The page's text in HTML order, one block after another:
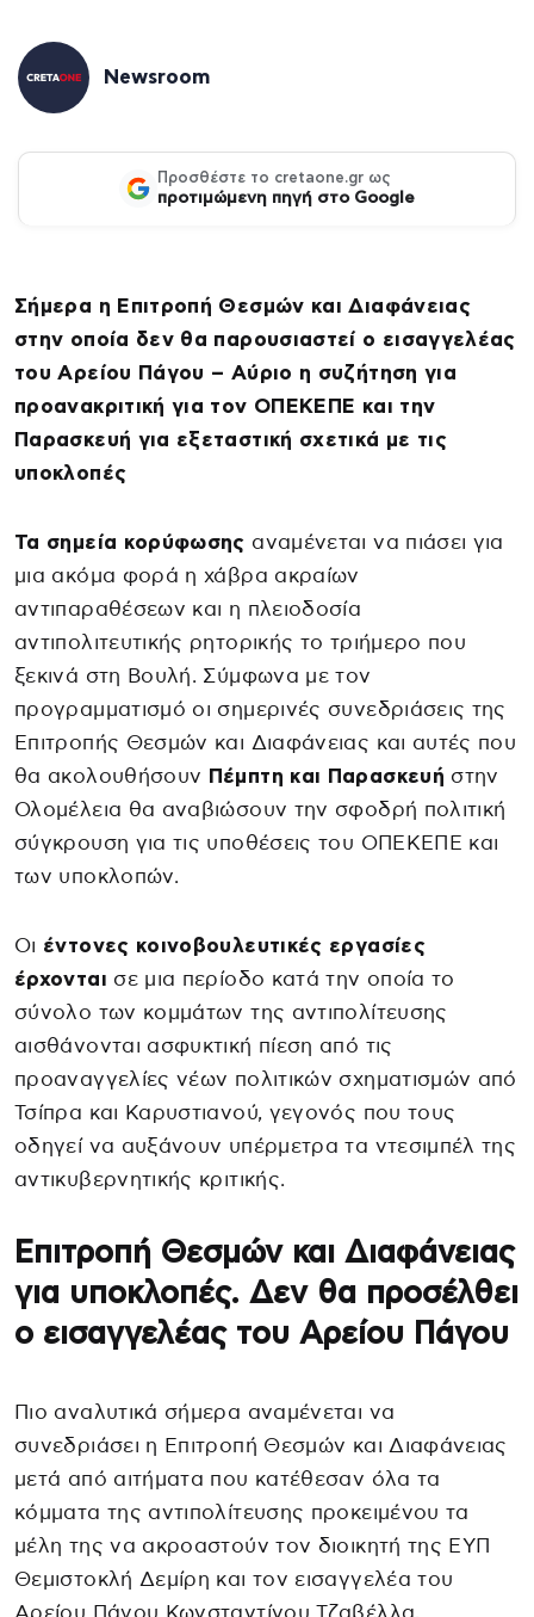
Newsroom
Προσθέστε το cretaone.gr ως
προτιμώμενη πηγή στο Google
Σήμερα η Επιτροπή Θεσμών και Διαφάνειας
στην οποία δεν θα παρουσιαστεί ο εισαγγελέας
του Αρείου Πάγου – Αύριο η συζήτηση για
προανακριτική για τον ΟΠΕΚΕΠΕ και την
Παρασκευή για εξεταστική σχετικά με τις
υποκλοπές
Τα σημεία κορύφωσης αναμένεται να πιάσει για
μια ακόμα φορά η χάβρα ακραίων
αντιπαραθέσεων και η πλειοδοσία
αντιπολιτευτικής ρητορικής το τριήμερο που
ξεκινά στη Βουλή. Σύμφωνα με τον
προγραμματισμό οι σημερινές συνεδριάσεις της
Επιτροπής Θεσμών και Διαφάνειας και αυτές που
θα ακολουθήσουν Πέμπτη και Παρασκευή στην
Ολομέλεια θα αναβιώσουν την σφοδρή πολιτική
σύγκρουση για τις υποθέσεις του ΟΠΕΚΕΠΕ και
των υποκλοπών.
Οι έντονες κοινοβουλευτικές εργασίες
έρχονται σε μια περίοδο κατά την οποία το
σύνολο των κομμάτων της αντιπολίτευσης
αισθάνονται ασφυκτική πίεση από τις
προαναγγελίες νέων πολιτικών σχηματισμών από
Τσίπρα και Καρυστιανού, γεγονός που τους
οδηγεί να αυξάνουν υπέρμετρα τα ντεσιμπέλ της
αντικυβερνητικής κριτικής.
Επιτροπή Θεσμών και Διαφάνειας
για υποκλοπές. Δεν θα προσέλθει
ο εισαγγελέας του Αρείου Πάγου
Πιο αναλυτικά σήμερα αναμένεται να
συνεδριάσει η Επιτροπή Θεσμών και Διαφάνειας
μετά από αιτήματα που κατέθεσαν όλα τα
κόμματα της αντιπολίτευσης προκειμένου τα
μέλη της να ακροαστούν τον διοικητή της ΕΥΠ
Θεμιστοκλή Δεμίρη και τον εισαγγελέα του
Αρείου Πάγου Κωνσταντίνου Τζαβέλλα.